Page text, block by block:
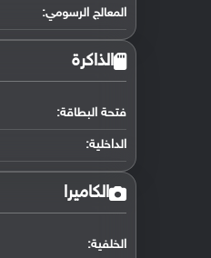
المعالج الرسومي:
الذاكرة
فتحة البطاقة:
الداخلية:
الكاميرا
الخلفية: